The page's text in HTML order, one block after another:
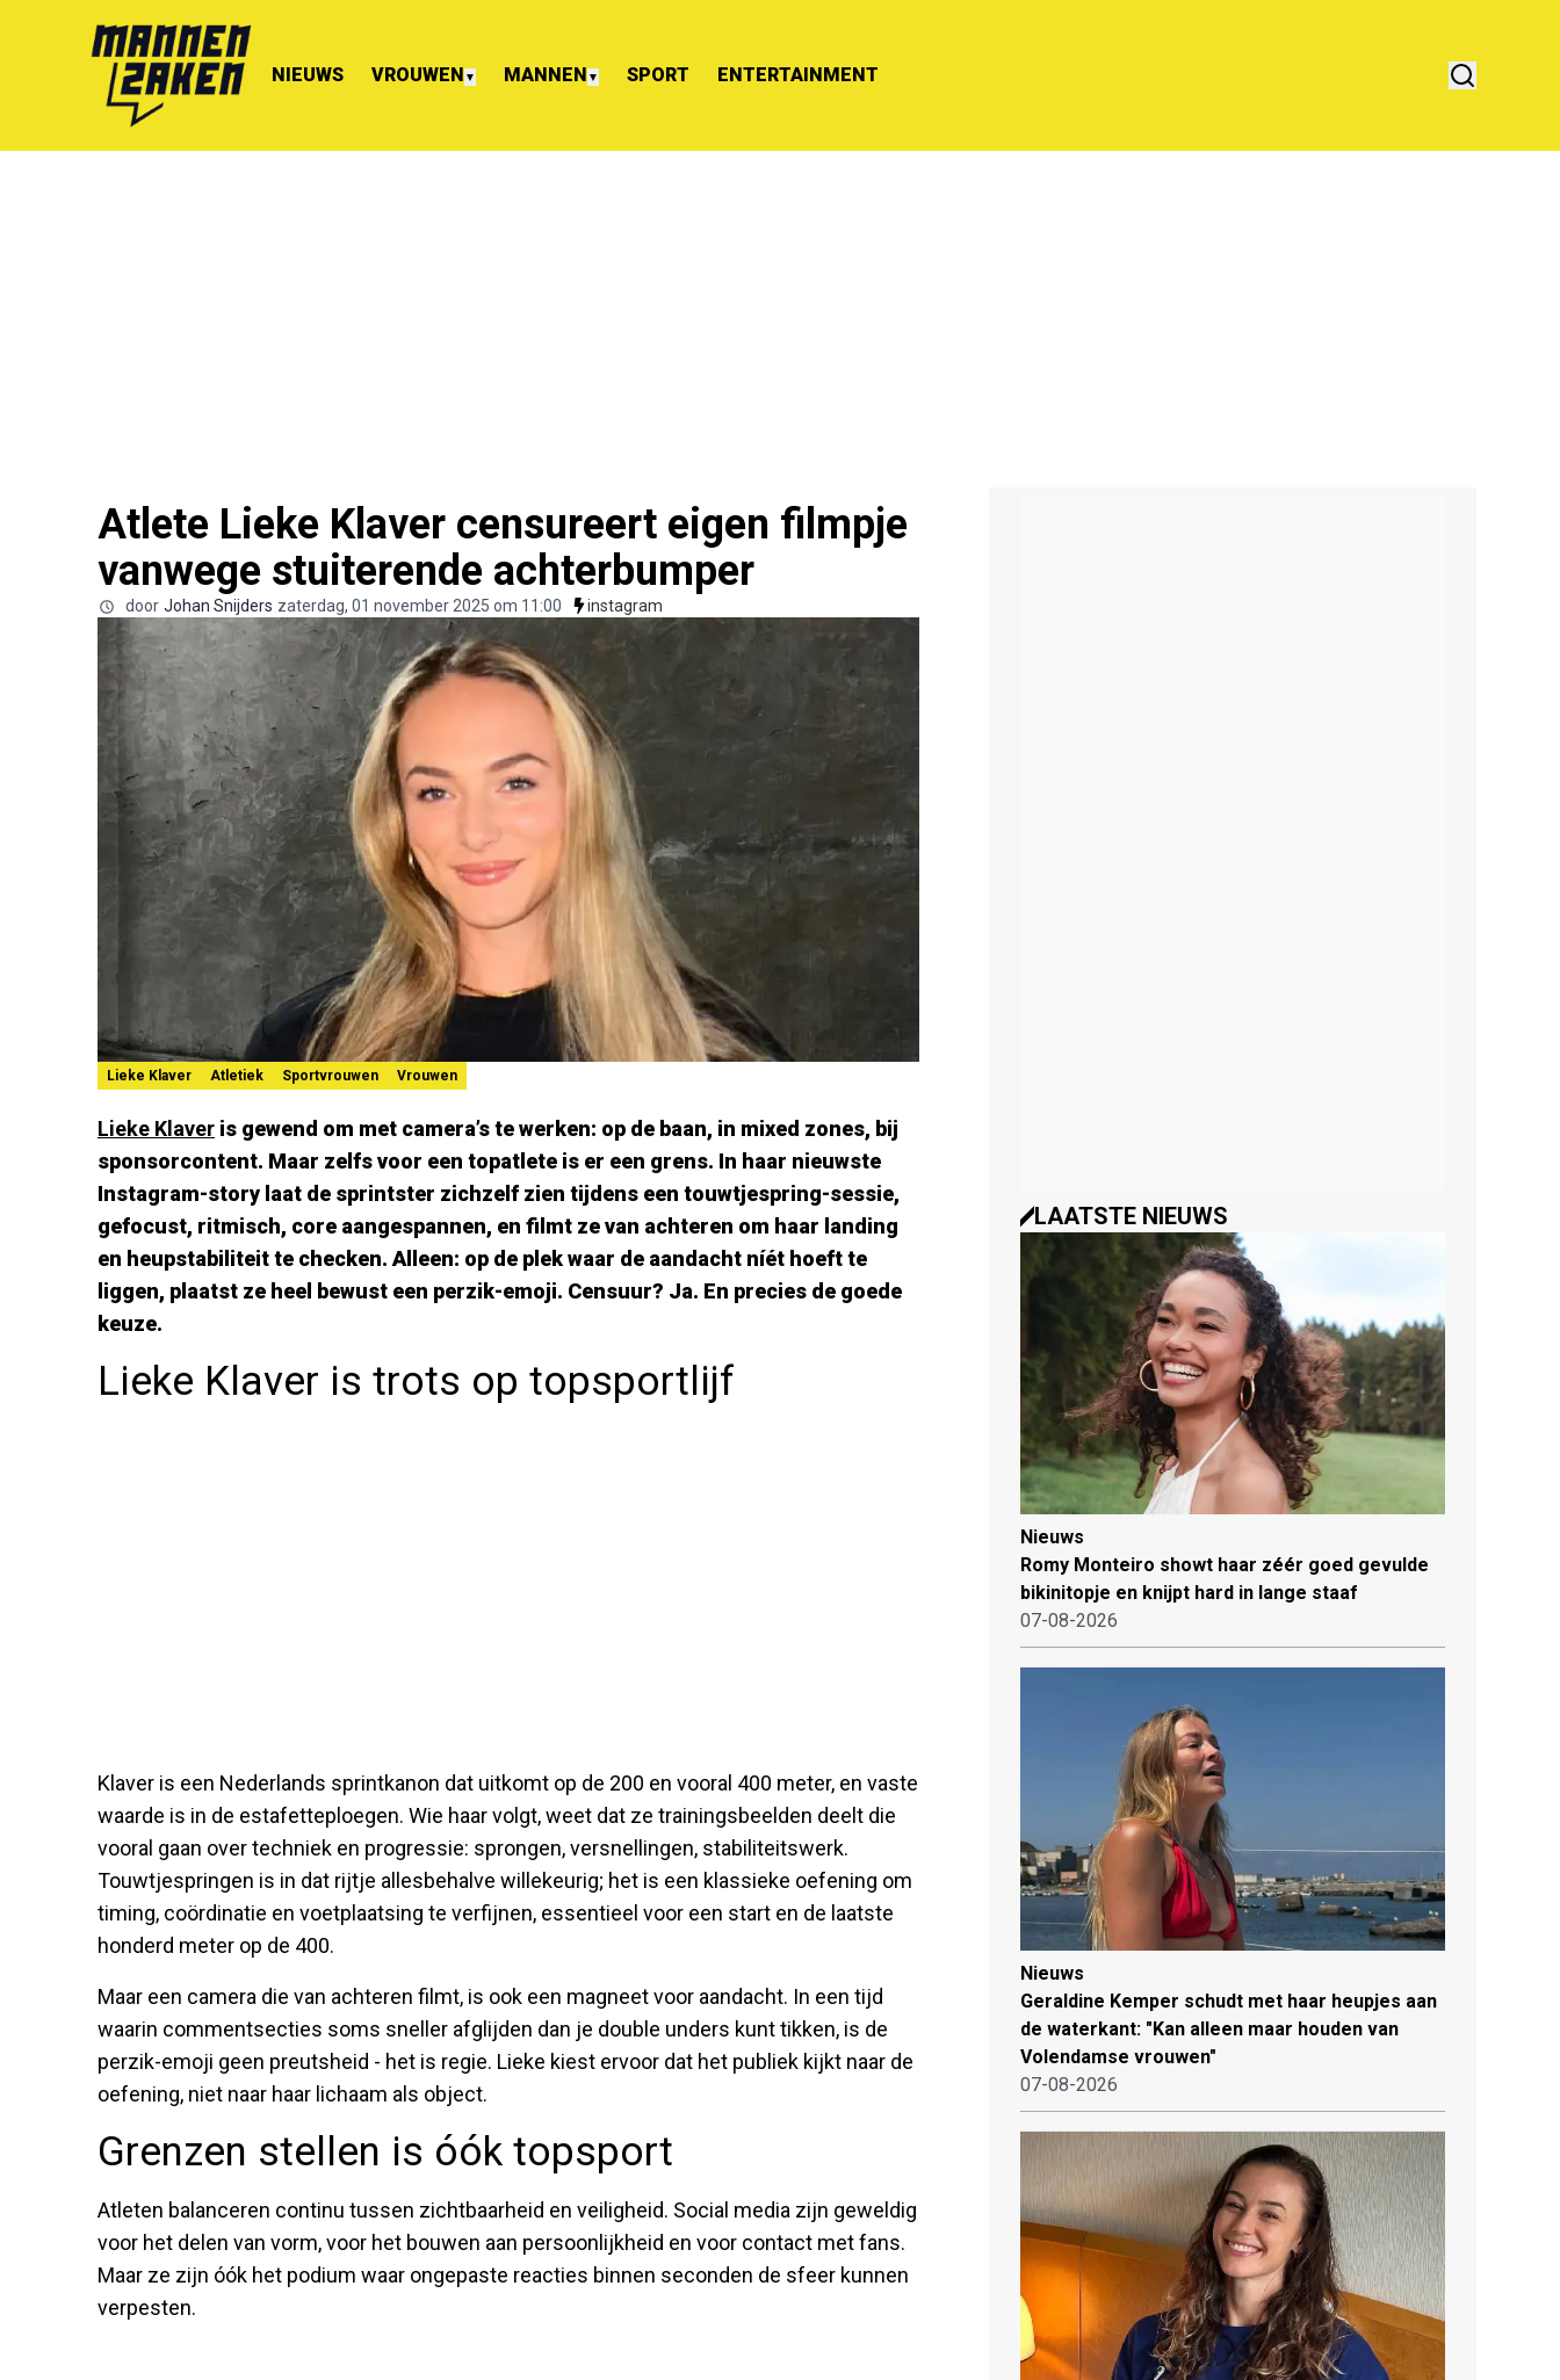
NIEUWS VROUWEN ▼ MANNEN ▼ SPORT ENTERTAINMENT
Atlete Lieke Klaver censureert eigen filmpje
vanwege stuiterende achterbumper
door Johan Snijders zaterdag, 01 november 2025 om 11:00 instagram
Lieke Klaver Atletiek Sportvrouwen Vrouwen
Lieke Klaver is gewend om met camera’s te werken: op de baan, in mixed zones, bij
sponsorcontent. Maar zelfs voor een topatlete is er een grens. In haar nieuwste
Instagram-story laat de sprintster zichzelf zien tijdens een touwtjespring-sessie,
gefocust, ritmisch, core aangespannen, en filmt ze van achteren om haar landing
en heupstabiliteit te checken. Alleen: op de plek waar de aandacht níét hoeft te
liggen, plaatst ze heel bewust een perzik-emoji. Censuur? Ja. En precies de goede
keuze.
Lieke Klaver is trots op topsportlijf
Klaver is een Nederlands sprintkanon dat uitkomt op de 200 en vooral 400 meter, en vaste
waarde is in de estafetteploegen. Wie haar volgt, weet dat ze trainingsbeelden deelt die
vooral gaan over techniek en progressie: sprongen, versnellingen, stabiliteitswerk.
Touwtjespringen is in dat rijtje allesbehalve willekeurig; het is een klassieke oefening om
timing, coördinatie en voetplaatsing te verfijnen, essentieel voor een start en de laatste
honderd meter op de 400.
Maar een camera die van achteren filmt, is ook een magneet voor aandacht. In een tijd
waarin commentsecties soms sneller afglijden dan je double unders kunt tikken, is de
perzik-emoji geen preutsheid - het is regie. Lieke kiest ervoor dat het publiek kijkt naar de
oefening, niet naar haar lichaam als object.
Grenzen stellen is óók topsport
Atleten balanceren continu tussen zichtbaarheid en veiligheid. Social media zijn geweldig
voor het delen van vorm, voor het bouwen aan persoonlijkheid en voor contact met fans.
Maar ze zijn óók het podium waar ongepaste reacties binnen seconden de sfeer kunnen
verpesten.
LAATSTE NIEUWS
Nieuws
Romy Monteiro showt haar zéér goed gevulde
bikinitopje en knijpt hard in lange staaf
07-08-2026
Nieuws
Geraldine Kemper schudt met haar heupjes aan
de waterkant: "Kan alleen maar houden van
Volendamse vrouwen"
07-08-2026